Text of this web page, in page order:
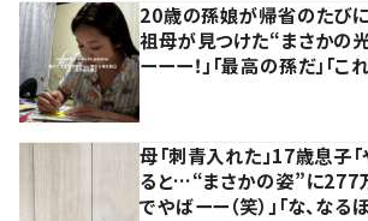
20歳の孫娘が帰省のたびに
祖母が見つけた“まさかの
ーーー！」「最高の孫だ」「こ
母「刺青入れた」17歳息子「
ると…“まさかの姿”に277
でやばーー（笑）」「な、なるほ